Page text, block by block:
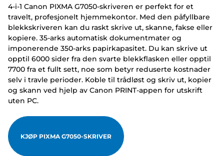
4-i-1 Canon PIXMA G7050-skriveren er perfekt for et
travelt, profesjonelt hjemmekontor. Med den påfyllbare
blekkskriveren kan du raskt skrive ut, skanne, fakse eller
kopiere. 35-arks automatisk dokumentmater og
imponerende 350-arks papirkapasitet. Du kan skrive ut
opptil 6000 sider fra den svarte blekkflasken eller opptil
7700 fra et fullt sett, noe som betyr reduserte kostnader
selv i travle perioder. Koble til trådløst og skriv ut, kopier
og skann ved hjelp av Canon PRINT-appen for utskrift
uten PC.
KJØP PIXMA G7050-SKRIVER